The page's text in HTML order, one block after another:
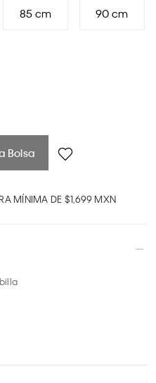
85 cm 90 cm
Bolsa
MÍNIMA DE $1,699 MXN